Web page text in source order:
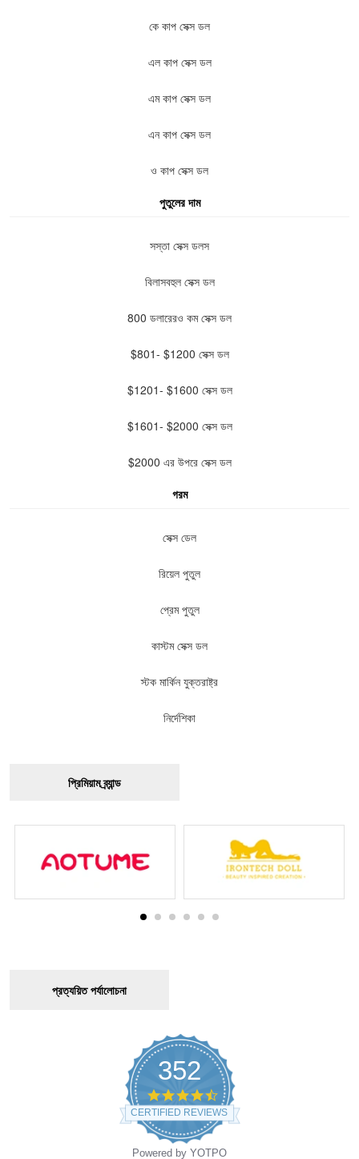
কে কাপ সেক্স ডল
এল কাপ সেক্স ডল
এম কাপ সেক্স ডল
এন কাপ সেক্স ডল
ও কাপ সেক্স ডল
পুতুলের দাম
সস্তা সেক্স ডলস
বিলাসবহুল সেক্স ডল
800 ডলারেরও কম সেক্স ডল
$801- $1200 সেক্স ডল
$1201- $1600 সেক্স ডল
$1601- $2000 সেক্স ডল
$2000 এর উপরে সেক্স ডল
গরম
সেক্স ডেল
রিয়েল পুতুল
প্রেম পুতুল
কাস্টম সেক্স ডল
স্টক মার্কিন যুক্তরাষ্ট্র
নির্দেশিকা
প্রিমিয়াম ব্র্যান্ড
প্রত্যয়িত পর্যালোচনা
352
4.6
star
rating
CERTIFIED REVIEWS
Powered by YOTPO